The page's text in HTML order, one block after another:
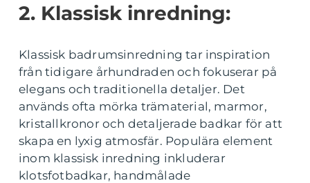
2. Klassisk inredning:
Klassisk badrumsinredning tar inspiration
från tidigare århundraden och fokuserar på
elegans och traditionella detaljer. Det
används ofta mörka trämaterial, marmor,
kristallkronor och detaljerade badkar för att
skapa en lyxig atmosfär. Populära element
inom klassisk inredning inkluderar
klotsfotbadkar, handmålade